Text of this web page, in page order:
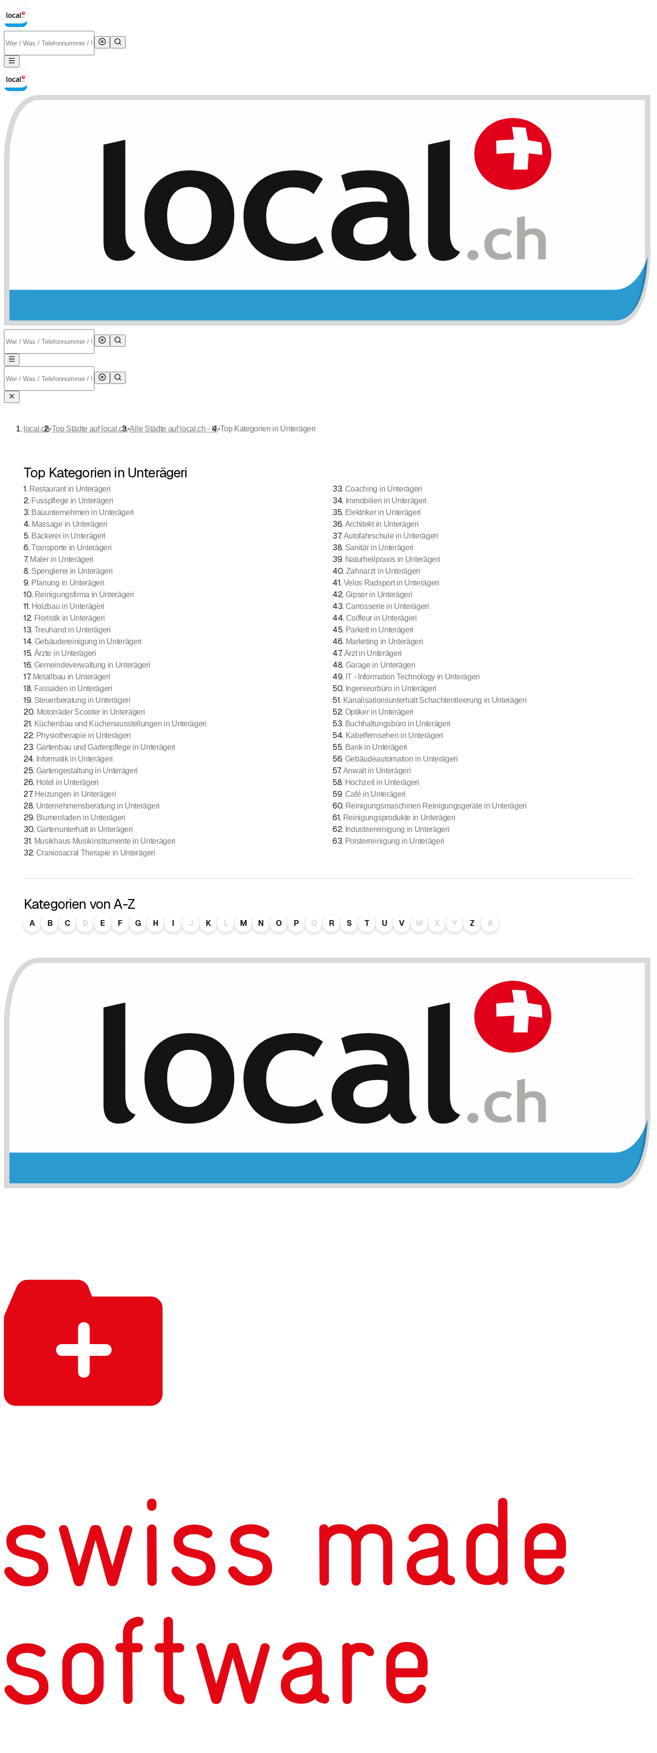
Top Kategorien in Unterägeri
1. Restaurant in Unterägeri
2. Fusspflege in Unterägeri
3. Bauunternehmen in Unterägeri
4. Massage in Unterägeri
5. Bäckerei in Unterägeri
6.Transporte in Unterägeri
7. Maler in Unterägeri
8. Spenglerei in Unterägeri
9. Planung in Unterägeri
10. Reinigungsfirma in Unterägeri
11. Holzbau in Unterägeri
12. Floristik in Unterägeri
13. Treuhand in Unterägeri
14. Gebäudereinigung in Unterägeri
15. Ärzte in Unterägeri
16. Gemeindeverwaltung in Unterägeri
17. Metallbau in Unterägeri
18. Fassaden in Unterägeri
19. Steuerberatung in Unterägeri
20. Motorräder Scooter in Unterägeri
21. Küchenbau und Küchenausstellungen in Unterägeri
22. Physiotherapie in Unterägeri
23. Gartenbau und Gartenpflege in Unterägeri
24. Informatik in Unterägeri
25. Gartengestaltung in Unterägeri
26. Hotel in Unterägeri
27. Heizungen in Unterägeri
28. Unternehmensberatung in Unterägeri
29. Blumenladen in Unterägeri
30. Gartenunterhalt in Unterägeri
31. Musikhaus Musikinstrumente in Unterägeri
32. Craniosacral Therapie in Unterägeri
33. Coaching in Unterägeri
34. Immobilien in Unterägeri
35. Elektriker in Unterägeri
36. Architekt in Unterägeri
37. Autofahrschule in Unterägeri
38. Sanitär in Unterägeri
39. Naturheilpraxis in Unterägeri
40. Zahnarzt in Unterägeri
41. Velos Radsport in Unterägeri
42. Gipser in Unterägeri
43. Carrosserie in Unterägeri
44. Coiffeur in Unterägeri
45. Parkett in Unterägeri
46. Marketing in Unterägeri
47. Arzt in Unterägeri
48. Garage in Unterägeri
49. IT - Information Technology in Unterägeri
50. Ingenieurbüro in Unterägeri
51. Kanalisationsunterhalt Schachtentleerung in Unterägeri
52. Optiker in Unterägeri
53. Buchhaltungsbüro in Unterägeri
54. Kabelfernsehen in Unterägeri
55. Bank in Unterägeri
56. Gebäudeautomation in Unterägeri
57. Anwalt in Unterägeri
58. Hochzeit in Unterägeri
59. Café in Unterägeri
60. Reinigungsmaschinen Reinigungsgeräte in Unterägeri
61. Reinigungsprodukte in Unterägeri
62. Industriereinigung in Unterägeri
63. Polsterreinigung in Unterägeri
Kategorien von A-Z
A B C D E F G H I J K L M N O P Q R S T U V W X Y Z #
local.ch•Top Städte auf local.ch•Alle Städte auf local.ch - U•Top Kategorien in Unterägeri